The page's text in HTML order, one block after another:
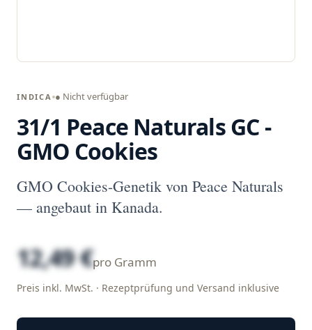
INDICA ● Nicht verfügbar
31/1 Peace Naturals GC -
GMO Cookies
GMO Cookies-Genetik von Peace Naturals
— angebaut in Kanada.
12,49 €pro Gramm
Preis inkl. MwSt. · Rezeptprüfung und Versand inklusive